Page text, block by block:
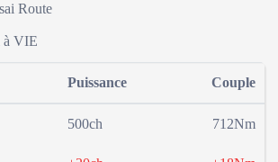
Route
à VIE
Puissance Couple
500ch 712Nm